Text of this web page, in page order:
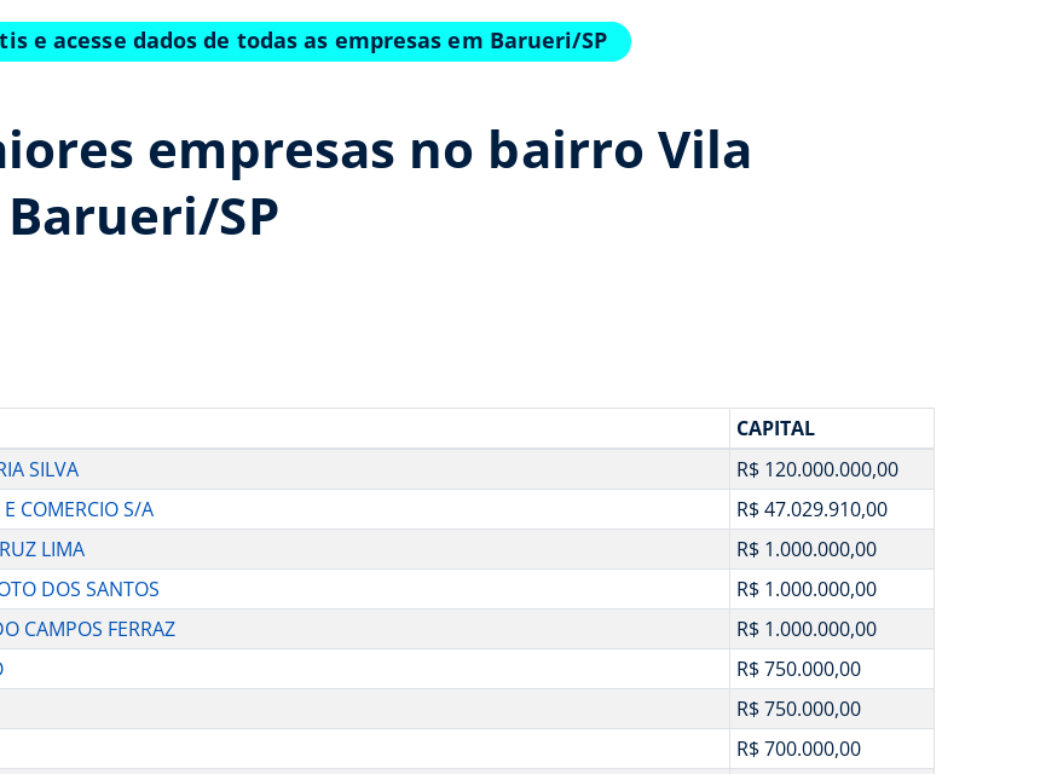
e acesse dados de todas as empresas em Barueri/SP
empresas no bairro Vila
SP
CAPITAL
SILVA
R$ 120.000.000,00
COMERCIO S/A
R$ 47.029.910,00
LIMA
R$ 1.000.000,00
DOS SANTOS
R$ 1.000.000,00
CAMPOS FERRAZ
R$ 1.000.000,00
R$ 750.000,00
R$ 750.000,00
R$ 700.000,00